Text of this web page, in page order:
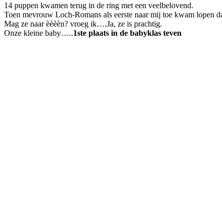
14 puppen kwamen terug in de ring met een veelbelovend.
Toen mevrouw Loch-Romans als eerste naar mij toe kwam lopen
Mag ze naar èèèèn? vroeg ik….Ja, ze is prachtig.
Onze kleine baby…..1ste plaats in de babyklas teven